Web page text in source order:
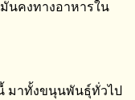
นี้​ มาทั้งขนุนพันธุ์​ทั่วไป